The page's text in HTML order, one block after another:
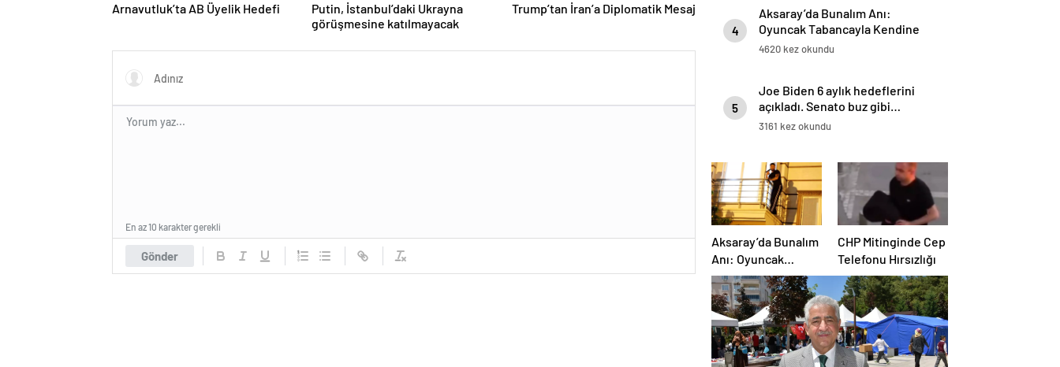
Arnavutluk’ta AB Üyelik Hedefi
Putin, İstanbul’daki Ukrayna
görüşmesine katılmayacak
Trump’tan İran’a Diplomatik Mesaj
Gönder
En az 10 karakter gerekli
4
Aksaray’da Bunalım Anı:
Oyuncak Tabancayla Kendine
Zarar Vermeye Çalıştı
4620 kez okundu
5
Joe Biden 6 aylık hedeflerini
açıkladı. Senato buz gibi…
3161 kez okundu
Aksaray’da Bunalım
Anı: Oyuncak
Tabancayla
Kendine Zarar
Vermeye Çalıştı
CHP Mitinginde Cep
Telefonu Hırsızlığı